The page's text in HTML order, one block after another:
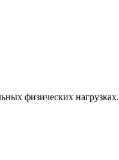
физических нагрузках.